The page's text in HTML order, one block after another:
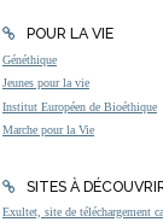
POUR LA VIE
Généthique
Jeunes pour la vie
Institut Européen de Bioéthique
Marche pour la Vie
SITES À
Exultet, site de téléchargement